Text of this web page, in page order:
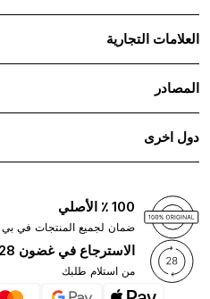
العلامات التجارية
المصادر
دول اخرى
100 ٪ الأصلي
ضمان لجميع المنتجات في
الاسترجاع في غضون 28 يومًا
من استلام طلبك